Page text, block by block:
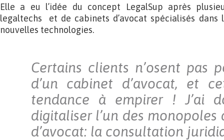
Elle a eu l’idée du concept LegalSup après
legaltechs et de cabinets d’avocat spécialisés
nouvelles technologies.
Certains clients n’osent pas
d’un cabinet d’avocat, et
tendance à empirer ! J’ai
digitaliser l’un des monopoles
d’avocat: la consultation